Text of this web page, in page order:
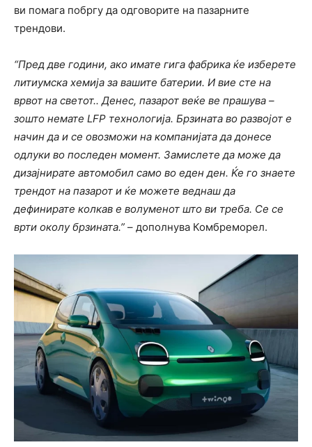
ви помага побргу да одговорите на пазарните
трендови.
“Пред две години, ако имате гига фабрика ќе изберете
литиумска хемија за вашите батерии. И вие сте на
врвот на светот.. Денес, пазарот веќе ве прашува –
зошто немате LFP технологија. Брзината во развојот е
начин да и се овозможи на компанијата да донесе
одлуки во последен момент. Замислете да може да
дизајнирате автомобил само во еден ден. Ќе го знаете
трендот на пазарот и ќе можете веднаш да
дефинирате колкав е волуменот што ви треба. Се се
врти околу брзината.” – дополнува Комбреморел.